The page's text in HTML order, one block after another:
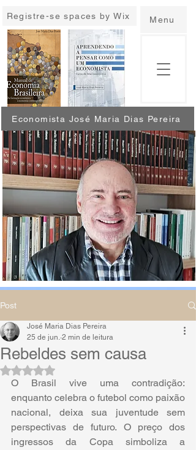
Economista José Maria Dias Pereira
Menu
Registre-se spaces by Wix
Post
Rebeldes sem causa
José Maria Dias Pereira
25 de jun. 2 min de leitura
Avaliado com NaN de 5 estrelas.
O Brasil vive uma contradição:
enquanto celebra o futebol como paixão
nacional, deixa sua juventude sem
perspectivas de futuro. O preço dos
ingressos da Copa simboliza a